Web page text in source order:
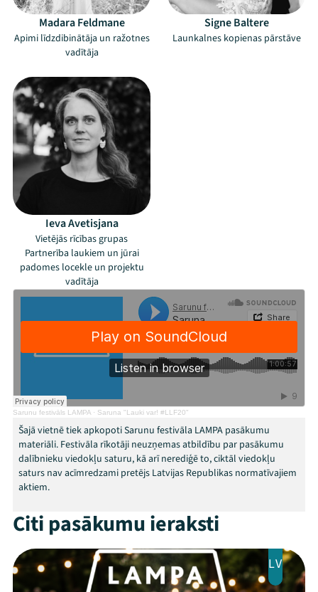
Mana programma
Festivāls
Programma
Arhīvs
Viņi bija LAMPĀ 2026
Jaunumi
Ziedo
Veikals
Madara Feldmane
Apimi līdzdibinātāja un ražotnes
vadītāja
Signe Baltere
Launkalnes kopienas pārstāve
Ieva Avetisjana
Vietējās rīcības grupas
Partnerība laukiem un jūrai
padomes locekle un projektu
vadītāja
Sarunu festivāls LAMPA · Saruna "Lauki var! #LLF20"
Šajā vietnē tiek apkopoti Sarunu festivāla LAMPA pasākumu
materiāli. Festivāla rīkotāji neuzņemas atbildību par pasākumu
dalībnieku viedokļu saturu, kā arī nerediģē to, ciktāl viedokļu
saturs nav acīmredzami pretējs Latvijas Republikas normatīvajiem
aktiem.
Citi pasākumu ieraksti
LV